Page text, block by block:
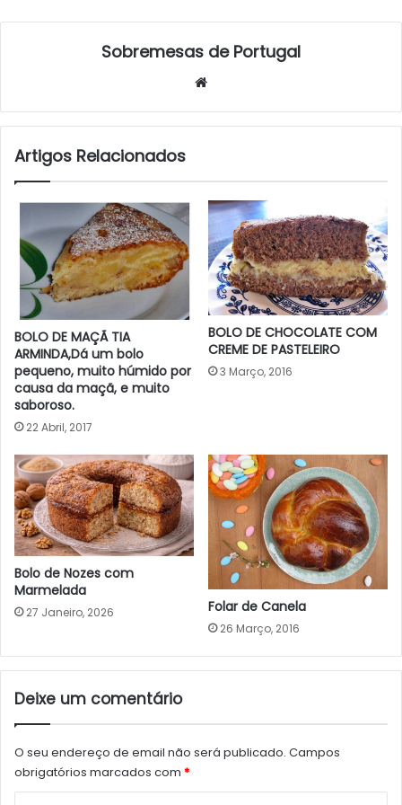
Sobremesas de Portugal
Artigos Relacionados
BOLO DE MAÇÃ TIA
ARMINDA,Dá um bolo
pequeno, muito húmido por
causa da maçã, e muito
saboroso.
22 Abril, 2017
BOLO DE CHOCOLATE COM
CREME DE PASTELEIRO
3 Março, 2016
Bolo de Nozes com
Marmelada
27 Janeiro, 2026 Folar de Canela
26 Março, 2016
Deixe um comentário
O seu endereço de email não será publicado. Campos
obrigatórios marcados com *